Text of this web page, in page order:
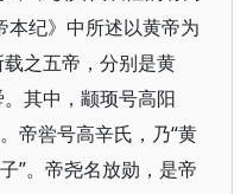
本纪》中所述以黄帝为
之五帝，分别是黄
其中，颛顼号高阳
帝喾号高辛氏，乃“黄
”。帝尧名放勋，是帝